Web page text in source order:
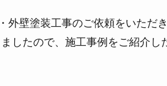
外壁塗装工事のご依頼をいただ
したので、施工事例をご紹介し